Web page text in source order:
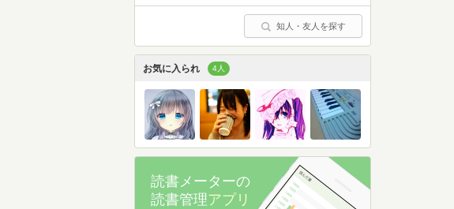
知人・友人を探す
お気に入られ 4人
読書メーターの
読書管理アプリ